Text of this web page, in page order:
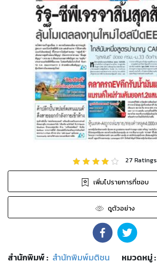
27 Ratings
เพิ่มไปรายการที่ชอบ
ดูตัวอย่าง
สำนักพิมพ์: สำนักพิมพ์มติชน หมวดหมู่: